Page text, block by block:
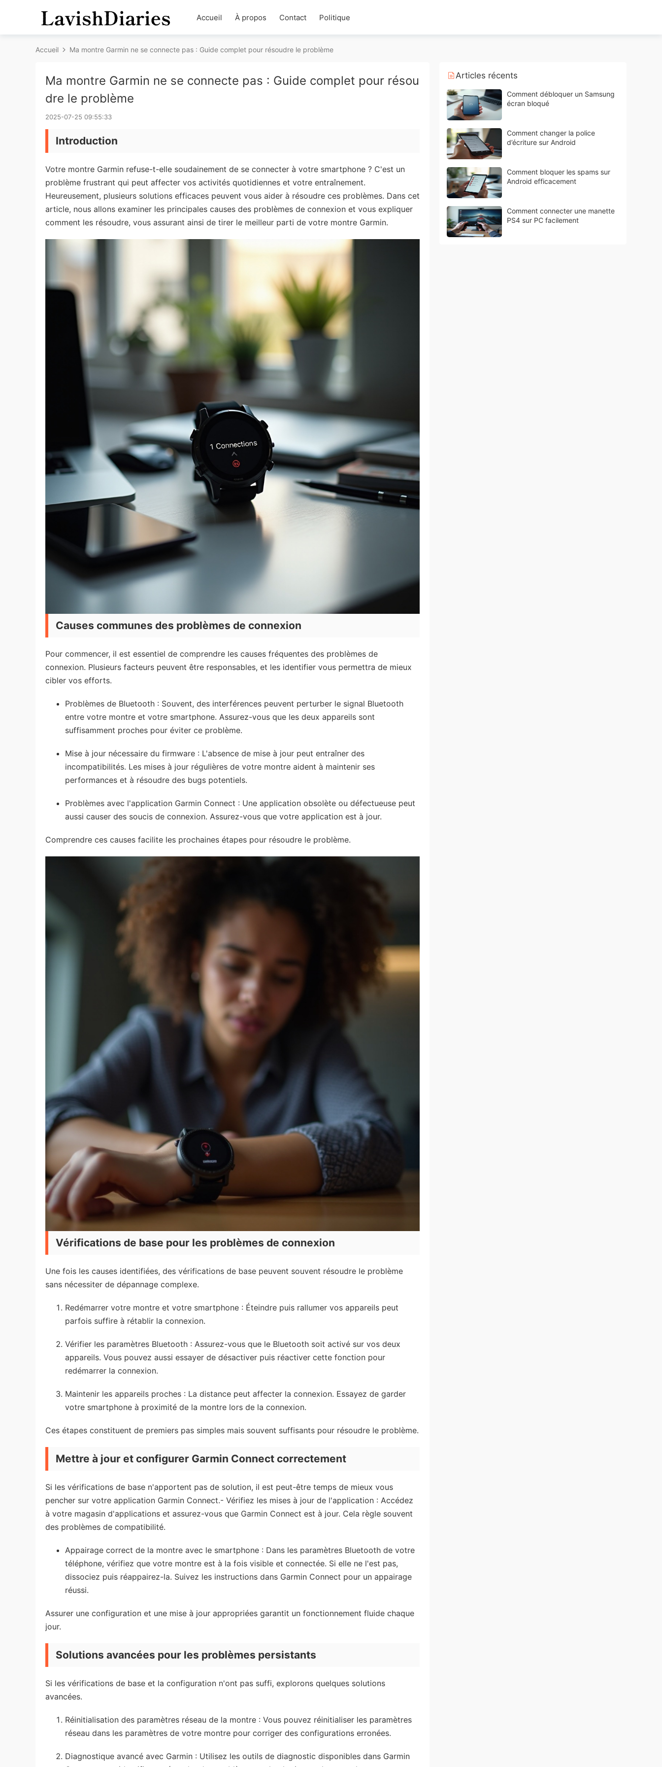
Accueil À propos Contact Politique
Accueil Ma montre Garmin ne se connecte pas : Guide complet pour résoudre le problème
Ma montre Garmin ne se connecte pas : Guide complet pour résou
dre le problème
2025-07-25 09:55:33
Introduction
Votre montre Garmin refuse-t-elle soudainement de se connecter à votre smartphone ? C'est un
problème frustrant qui peut affecter vos activités quotidiennes et votre entraînement.
Heureusement, plusieurs solutions efficaces peuvent vous aider à résoudre ces problèmes. Dans cet
article, nous allons examiner les principales causes des problèmes de connexion et vous expliquer
comment les résoudre, vous assurant ainsi de tirer le meilleur parti de votre montre Garmin.
Causes communes des problèmes de connexion
Pour commencer, il est essentiel de comprendre les causes fréquentes des problèmes de
connexion. Plusieurs facteurs peuvent être responsables, et les identifier vous permettra de mieux
cibler vos efforts.
Problèmes de Bluetooth : Souvent, des interférences peuvent perturber le signal Bluetooth
entre votre montre et votre smartphone. Assurez-vous que les deux appareils sont
suffisamment proches pour éviter ce problème.
Mise à jour nécessaire du firmware : L'absence de mise à jour peut entraîner des
incompatibilités. Les mises à jour régulières de votre montre aident à maintenir ses
performances et à résoudre des bugs potentiels.
Problèmes avec l'application Garmin Connect : Une application obsolète ou défectueuse peut
aussi causer des soucis de connexion. Assurez-vous que votre application est à jour.
Comprendre ces causes facilite les prochaines étapes pour résoudre le problème.
Vérifications de base pour les problèmes de connexion
Une fois les causes identifiées, des vérifications de base peuvent souvent résoudre le problème
sans nécessiter de dépannage complexe.
Redémarrer votre montre et votre smartphone : Éteindre puis rallumer vos appareils peut
parfois suffire à rétablir la connexion.
Vérifier les paramètres Bluetooth : Assurez-vous que le Bluetooth soit activé sur vos deux
appareils. Vous pouvez aussi essayer de désactiver puis réactiver cette fonction pour
redémarrer la connexion.
Maintenir les appareils proches : La distance peut affecter la connexion. Essayez de garder
votre smartphone à proximité de la montre lors de la connexion.
Ces étapes constituent de premiers pas simples mais souvent suffisants pour résoudre le problème.
Mettre à jour et configurer Garmin Connect correctement
Si les vérifications de base n'apportent pas de solution, il est peut-être temps de mieux vous
pencher sur votre application Garmin Connect.- Vérifiez les mises à jour de l'application : Accédez
à votre magasin d'applications et assurez-vous que Garmin Connect est à jour. Cela règle souvent
des problèmes de compatibilité.
Appairage correct de la montre avec le smartphone : Dans les paramètres Bluetooth de votre
téléphone, vérifiez que votre montre est à la fois visible et connectée. Si elle ne l'est pas,
dissociez puis réappairez-la. Suivez les instructions dans Garmin Connect pour un appairage
réussi.
Assurer une configuration et une mise à jour appropriées garantit un fonctionnement fluide chaque
jour.
Solutions avancées pour les problèmes persistants
Si les vérifications de base et la configuration n'ont pas suffi, explorons quelques solutions
avancées.
Réinitialisation des paramètres réseau de la montre : Vous pouvez réinitialiser les paramètres
réseau dans les paramètres de votre montre pour corriger des configurations erronées.
Diagnostique avancé avec Garmin : Utilisez les outils de diagnostic disponibles dans Garmin
Articles récents
Comment débloquer un Samsung
écran bloqué
Comment changer la police
d’écriture sur Android
Comment bloquer les spams sur
Android efficacement
Comment connecter une manette
PS4 sur PC facilement